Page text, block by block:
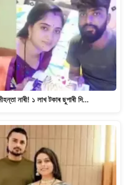
নাৰী! ১ লাখ টকাৰ ছুপাৰী দি…